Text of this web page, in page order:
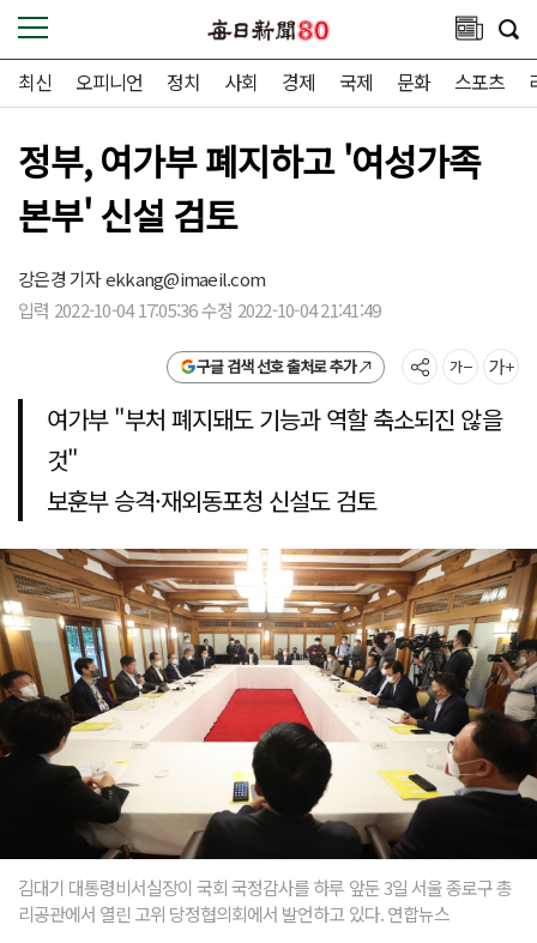
최신 오피니언 정치 사회 경제 국제 문화 스포츠
정부, 여가부 폐지하고 '여성가족
본부' 신설 검토
강은경 기자ekkang@imaeil.com
입력 2022-10-04 17:05:36 수정 2022-10-04 21:41:49
구글 검색 선호 출처로 추가
여가부 "부처 폐지돼도 기능과 역할 축소되진 않을
것"
보훈부 승격·재외동포청 신설도 검토
김대기 대통령비서실장이 국회 국정감사를 하루 앞둔 3일 서울 종로구 총
리공관에서 열린 고위 당정협의회에서 발언하고 있다. 연합뉴스